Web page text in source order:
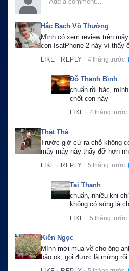
Hắc Bạch Vô Thường
Mình có xem review trên
con IsatPhone 2 này vì thấy
LIKE · REPLY · 4 tháng trước
Đỗ Thanh Bình
chuẩn rồi bác,
chốt con này
LIKE · 4 tháng trước
Thật Thà
Trước giờ cứ ra chỗ không
mấy máy này thấy đỡ hơn
LIKE · REPLY · 5 tháng trước
Tai Thanh
chuẩn, nhiều khi
không có sóng là
LIKE · 5 tháng trước
Kiên Ngọc
Mình mới mua về cho ông
bảo ok, gọi được là mừng rồi